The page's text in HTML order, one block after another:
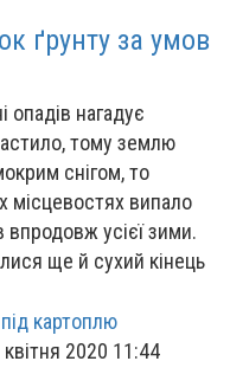
ґрунту за умов
опадів нагадує
тому землю
снігом, то
місцевостях випало
усієї зими.
ще й сухий кінець
2020 11:44